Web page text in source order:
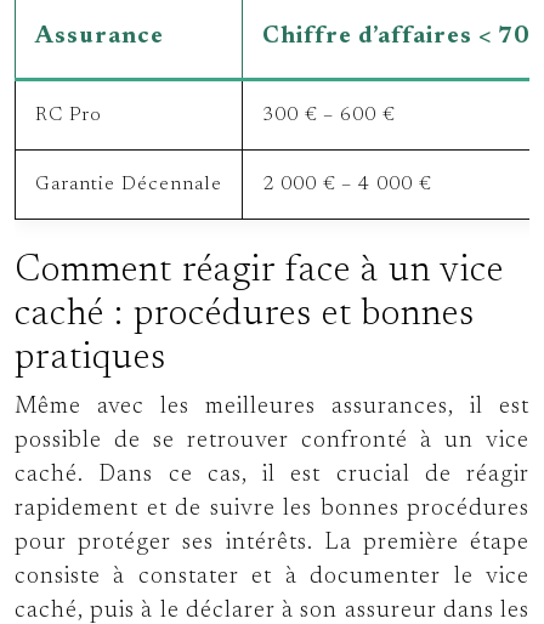
Assurance Chiffre d’affaires < 70
RC Pro 300 € – 600 €
Garantie Décennale 2 000 € – 4 000 €
Comment réagir face à un vice
caché : procédures et bonnes
pratiques
Même avec les meilleures assurances, il est
possible de se retrouver confronté à un vice
caché. Dans ce cas, il est crucial de réagir
rapidement et de suivre les bonnes procédures
pour protéger ses intérêts. La première étape
consiste à constater et à documenter le vice
caché, puis à le déclarer à son assureur dans les